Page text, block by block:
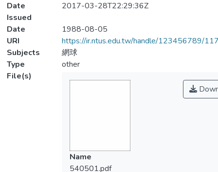
Date
Issued
2017-03-28T22:29:36Z
Date
1988-08-05
URI
https://ir.ntus.edu.tw/handle/123456789/
Subjects
網球
Type
other
File(s)
Name
540501.pdf